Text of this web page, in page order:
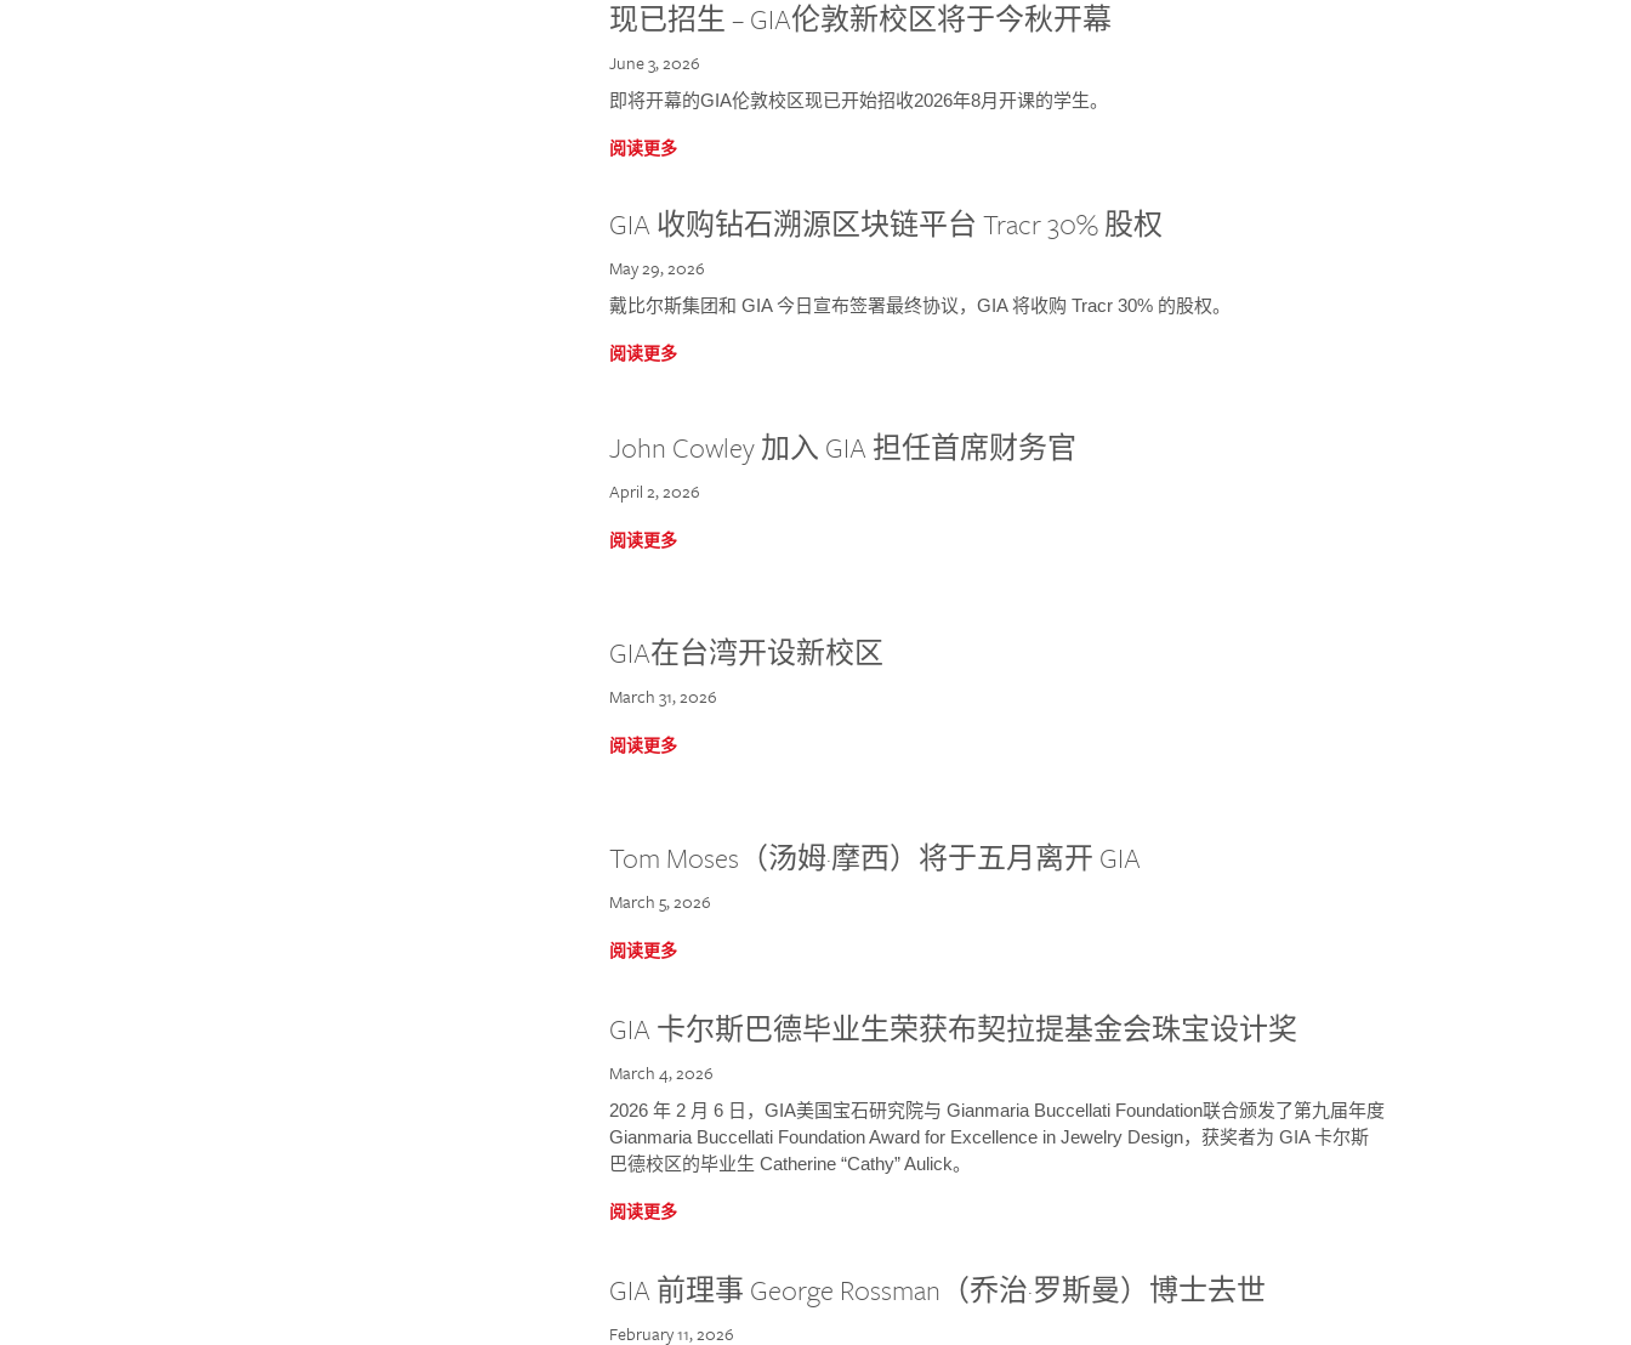
现已招生 – GIA伦敦新校区将于今秋开幕
June 3, 2026
即将开幕的GIA伦敦校区现已开始招收2026年8月开课的学生。
阅读更多
GIA 收购钻石溯源区块链平台 Tracr 30% 股权
May 29, 2026
戴比尔斯集团和 GIA 今日宣布签署最终协议，GIA 将收购 Tracr 30% 的股权。
阅读更多
John Cowley 加入 GIA 担任首席财务官
April 2, 2026
阅读更多
GIA在台湾开设新校区
March 31, 2026
阅读更多
Tom Moses（汤姆·摩西）将于五月离开 GIA
March 5, 2026
阅读更多
GIA 卡尔斯巴德毕业生荣获布契拉提基金会珠宝设计奖
March 4, 2026
2026 年 2 月 6 日，GIA美国宝石研究院与 Gianmaria Buccellati Foundation联合颁发了第九届年度
Gianmaria Buccellati Foundation Award for Excellence in Jewelry Design，获奖者为 GIA 卡尔斯
巴德校区的毕业生 Catherine “Cathy” Aulick。
阅读更多
GIA 前理事 George Rossman（乔治·罗斯曼）博士去世
February 11, 2026